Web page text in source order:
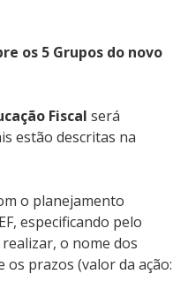
os 5 Grupos do novo
Fiscal será
estão descritas na
o planejamento
especificando pelo
o nome dos
prazos (valor da ação: